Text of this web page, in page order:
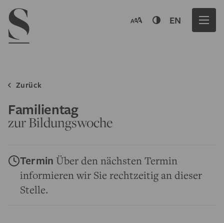
Navigation menu
EN
Zurück
Familientag
zur Bildungswoche
Termin Über den nächsten Termin
informieren wir Sie rechtzeitig an dieser
Stelle.